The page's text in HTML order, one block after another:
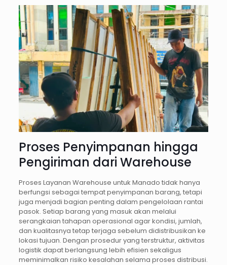
Proses Penyimpanan hingga
Pengiriman dari Warehouse
Proses Layanan Warehouse untuk Manado tidak hanya
berfungsi sebagai tempat penyimpanan barang, tetapi
juga menjadi bagian penting dalam pengelolaan rantai
pasok. Setiap barang yang masuk akan melalui
serangkaian tahapan operasional agar kondisi, jumlah,
dan kualitasnya tetap terjaga sebelum didistribusikan ke
lokasi tujuan. Dengan prosedur yang terstruktur, aktivitas
logistik dapat berlangsung lebih efisien sekaligus
meminimalkan risiko kesalahan selama proses distribusi.